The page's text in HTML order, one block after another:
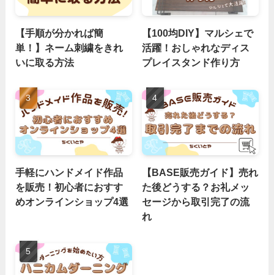
【手順が分かれば簡
単！】ネーム刺繍をきれ
いに取る方法
【100均DIY】マルシェで
活躍！おしゃれなディス
プレイスタンド作り方
手軽にハンドメイド作品
を販売！初心者におすす
めオンラインショップ4選
【BASE販売ガイド】売れ
た後どうする？お礼メッ
セージから取引完了の流
れ